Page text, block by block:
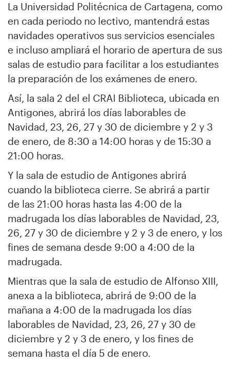
La Universidad Politécnica de Cartagena, como
en cada periodo no lectivo, mantendrá estas
navidades operativos sus servicios esenciales
e incluso ampliará el horario de apertura de sus
salas de estudio para facilitar a los estudiantes
la preparación de los exámenes de enero.
Así, la sala 2 del el CRAI Biblioteca, ubicada en
Antigones, abrirá los días laborables de
Navidad, 23, 26, 27 y 30 de diciembre y 2 y 3
de enero, de 8:30 a 14:00 horas y de 15:30 a
21:00 horas.
Y la sala de estudio de Antigones abrirá
cuando la biblioteca cierre. Se abrirá a partir
de las 21:00 horas hasta las 4:00 de la
madrugada los días laborables de Navidad, 23,
26, 27 y 30 de diciembre y 2 y 3 de enero, y los
fines de semana desde 9:00 a 4:00 de la
madrugada.
Mientras que la sala de estudio de Alfonso XIII,
anexa a la biblioteca, abrirá de 9:00 de la
mañana a 4:00 de la madrugada los días
laborables de Navidad, 23, 26, 27 y 30 de
diciembre y 2 y 3 de enero, y los fines de
semana hasta el día 5 de enero.